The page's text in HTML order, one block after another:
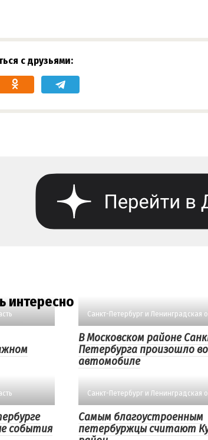
с друзьями:
интересно
Санкт-Петербург и Ленинградская
В Московском районе
Петербурга произошло
автомобиле
события
Санкт-Петербург и Ленинградская
Самым благоустроенным
петербуржцы считают